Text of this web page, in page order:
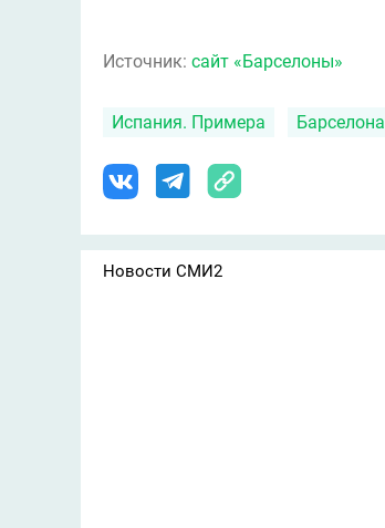
Источник: сайт «Барселоны»
Испания. Примера Барселона
Новости СМИ2